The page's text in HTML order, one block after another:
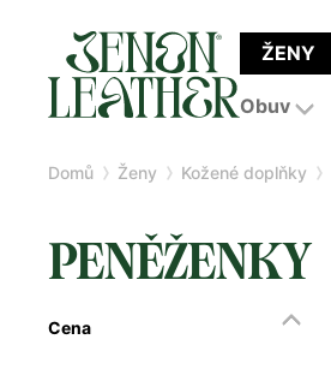
ŽENY
Obuv
Domů Ženy Kožené doplňky
PENĚŽENKY
Cena